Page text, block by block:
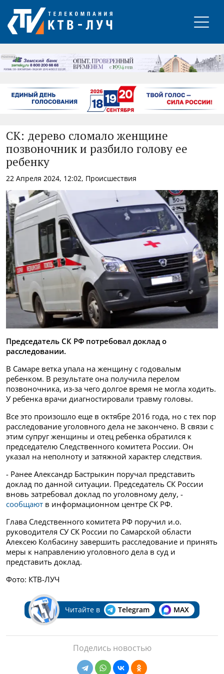
РЕКЛАМА
СК: дерево сломало женщине
позвоночник и разбило голову ее
ребенку
22 Апреля 2024, 12:02, Происшествия
Председатель СК РФ потребовал доклад о
расследовании.
В Самаре ветка упала на женщину с годовалым
ребенком. В результате она получила перелом
позвоночника, из-за чего долгое время не могла ходить.
У ребенка врачи диагностировали травму головы.
Все это произошло еще в октябре 2016 года, но с тех пор
расследование уголовного дела не закончено. В связи с
этим супруг женщины и отец ребенка обратился к
председателю Следственного комитета России. Он
указал на неполноту и затяжной характер следствия.
- Ранее Александр Бастрыкин поручал представить
доклад по данной ситуации. Председатель СК России
вновь затребовал доклад по уголовному делу, -
сообщают в информационном центре СК РФ.
Глава Следственного комитета РФ поручил и.о.
руководителя СУ СК России по Самарской области
Алексею Колбасину завершить расследование и принять
меры к направлению уголовного дела в суд и
представить доклад.
Фото: КТВ-ЛУЧ
Читайте в Telegram MAX
Поделись новостью